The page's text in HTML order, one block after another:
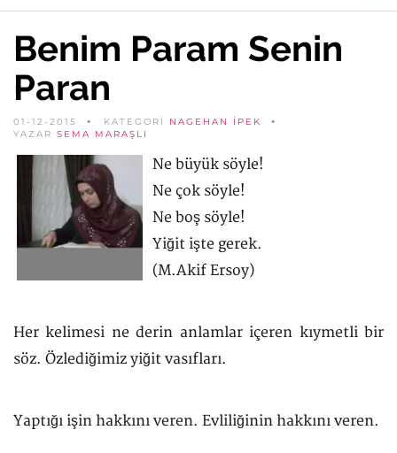
Benim Param Senin
Paran
01-12-2015 KATEGORİ NAGEHAN İPEK
YAZAR SEMA MARAŞLI
Ne büyük söyle!
Ne çok söyle!
Ne boş söyle!
Yiğit işte gerek.
(M.Akif Ersoy)
Her kelimesi ne derin anlamlar içeren kıymetli bir
söz. Özlediğimiz yiğit vasıfları.
Yaptığı işin hakkını veren. Evliliğinin hakkını veren.